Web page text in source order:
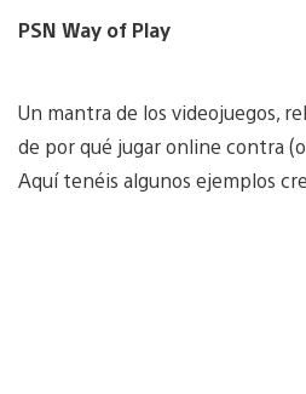
PSN Way of Play
Un mantra de los videojuegos,
de por qué jugar online contra
Aquí tenéis algunos ejemplos